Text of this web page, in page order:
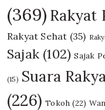
(369) Rakyat
Rakyat Sehat (35)
Sajak (102) Sajak
(15) Suara
(226) Tokoh (22)